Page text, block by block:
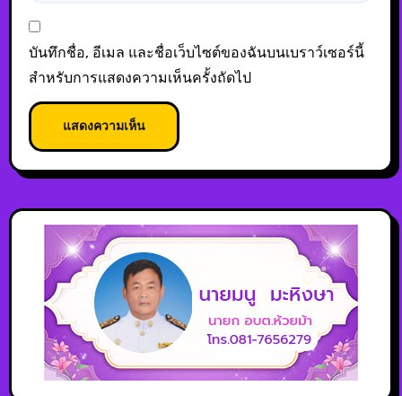
บันทึกชื่อ, อีเมล และชื่อเว็บไซต์ของฉันบนเบราว์เซอร์นี้
สำหรับการแสดงความเห็นครั้งถัดไป